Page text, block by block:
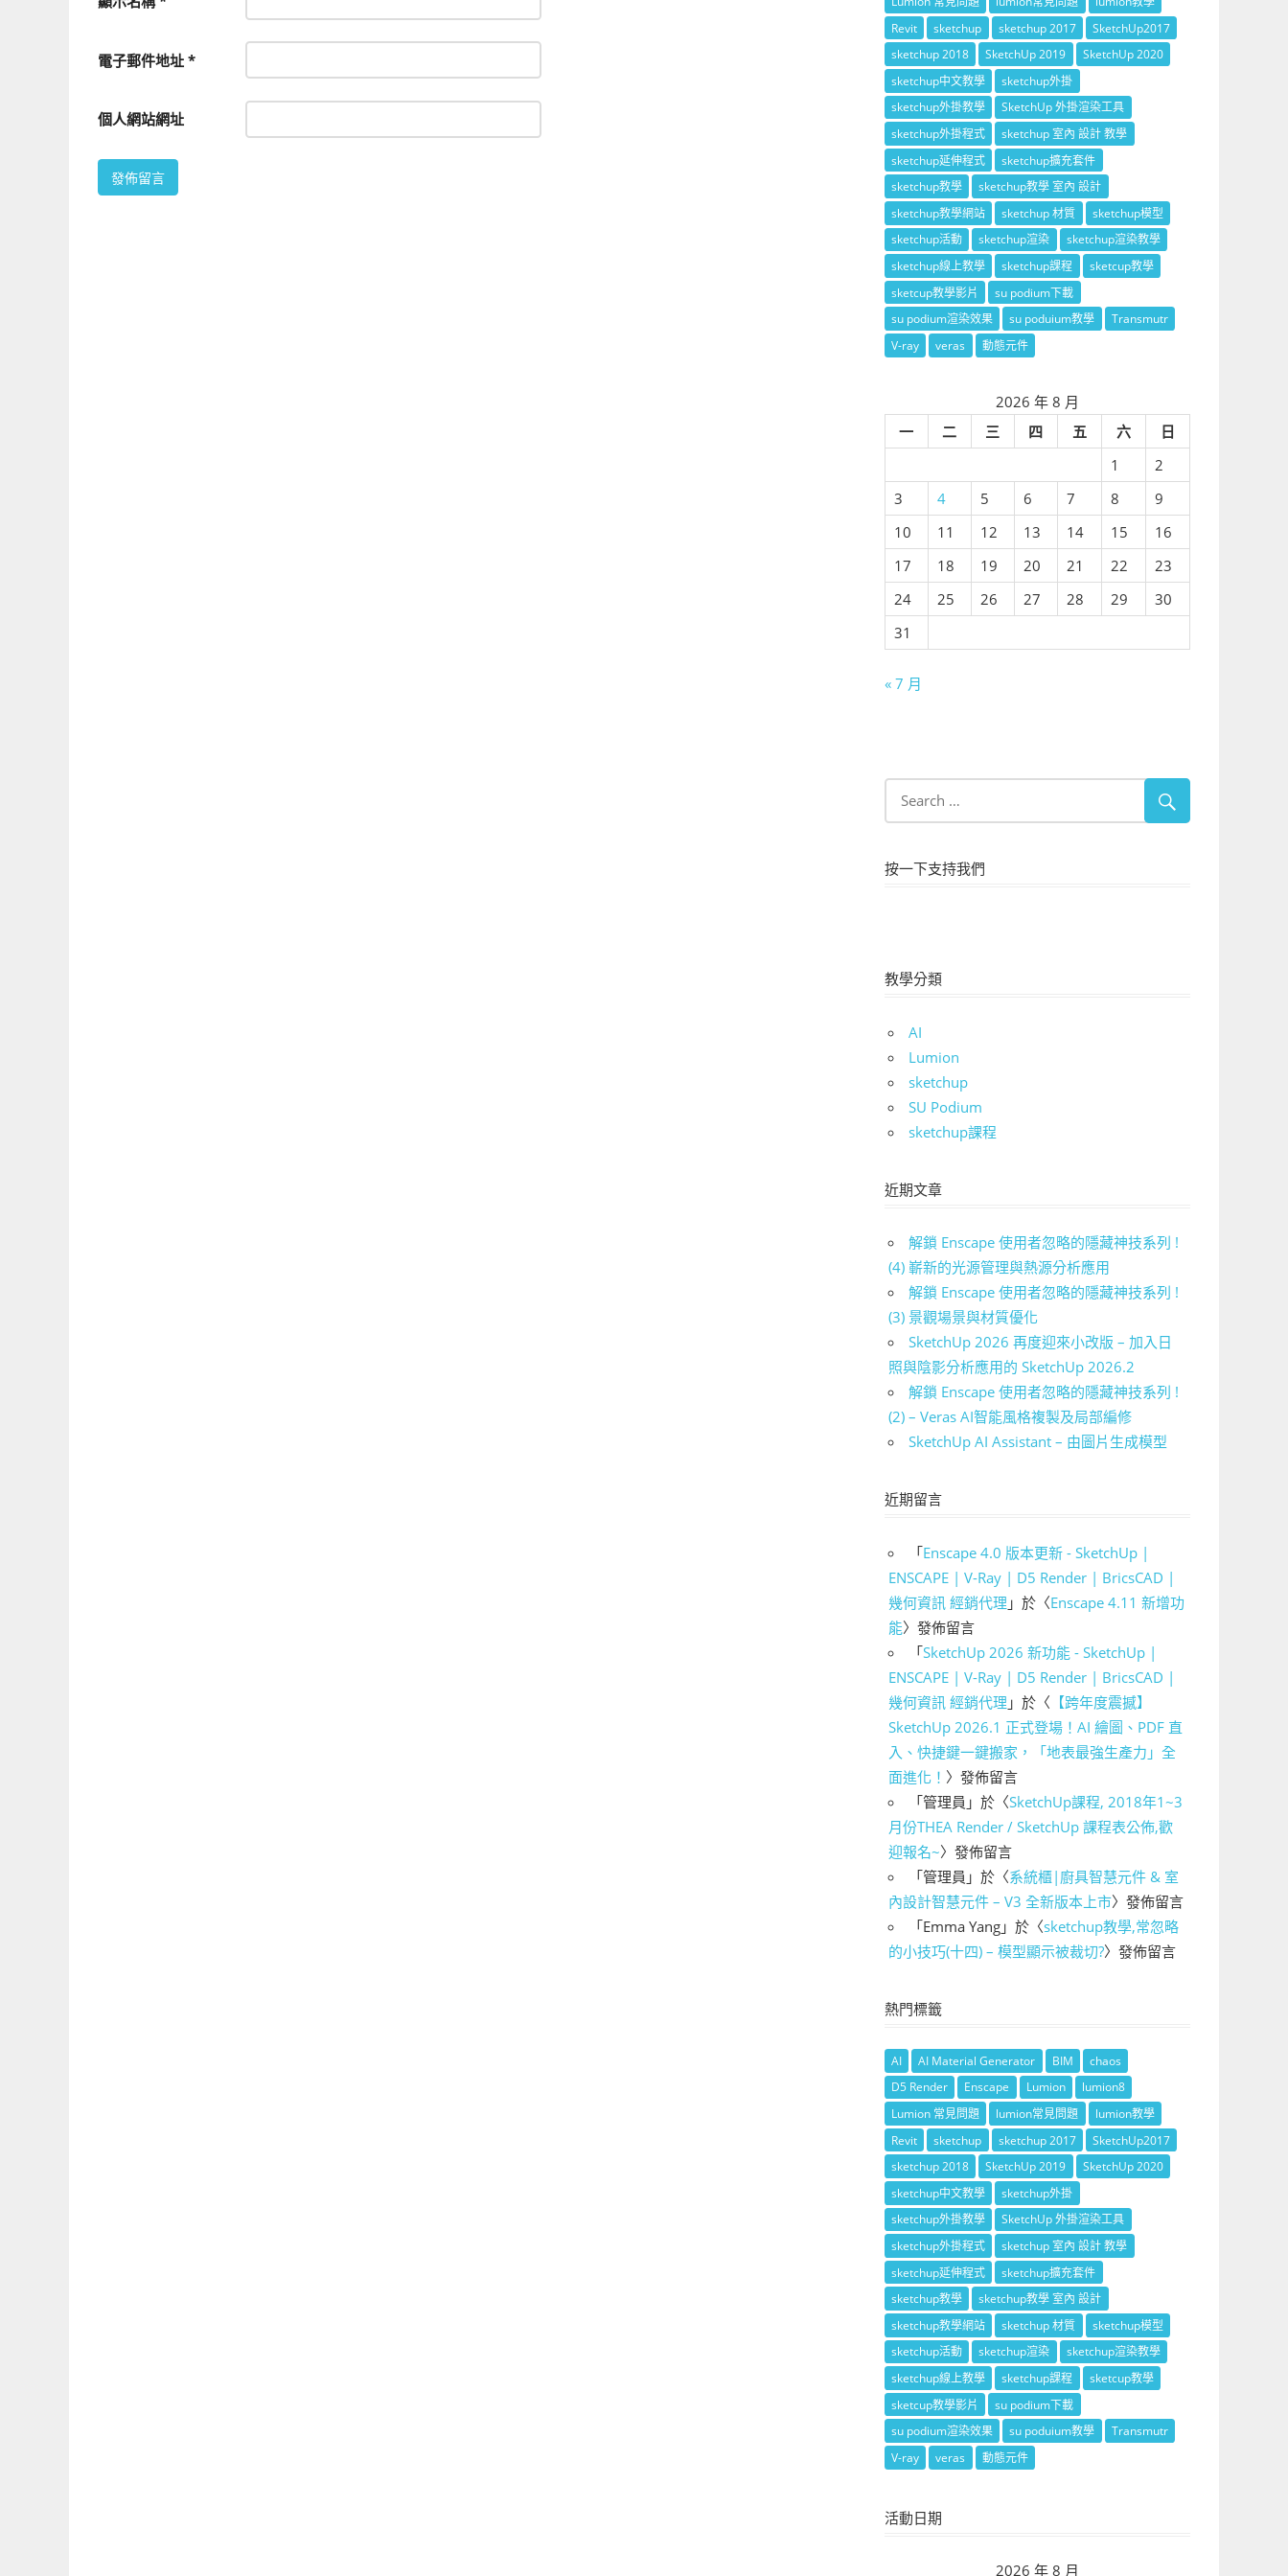
電子郵件地址 *
個人網站網址
Revit
sketchup sketchup 2017
SketchUp2017
sketchup 2018
SketchUp 2019
SketchUp 2020
sketchup中文教學
sketchup外掛
sketchup外掛教學
SketchUp 外掛渲染工具
sketchup外掛程式
sketchup 室內 設計 教學
sketchup延伸程式
sketchup擴充套件
sketchup教學
sketchup教學 室內 設計
sketchup教學網站
sketchup 材質
sketchup模型
sketchup活動
sketchup渲染
sketchup渲染教學
sketchup線上教學
sketchup課程
sketcup教學
sketcup教學影片
su podium下載
su podium渲染效果
su poduium教學
Transmutr
V-ray
veras 動態元件
2026 年 8 月
一
二 三 四 五 六
日
1
2
3
4 5 6 7 8
9
10
11 12 13 14 15
16
17
18 19 20 21 22
23
24
25 26 27 28 29
30
31
« 7 月
按一下支持我們
教學分類
AI
Lumion
sketchup
SU Podium
sketchup課程
近期文章
解鎖 Enscape 使用者忽略的隱藏神技系列 !
(4) 嶄新的光源管理與熱源分析應用
解鎖 Enscape 使用者忽略的隱藏神技系列 !
(3) 景觀場景與材質優化
SketchUp 2026 再度迎來小改版 – 加入日
照與陰影分析應用的 SketchUp 2026.2
解鎖 Enscape 使用者忽略的隱藏神技系列 !
(2) – Veras AI智能風格複製及局部編修
SketchUp AI Assistant – 由圖片生成模型
近期留言
「Enscape 4.0 版本更新 - SketchUp |
ENSCAPE | V-Ray | D5 Render | BricsCAD |
幾何資訊 經銷代理 」於〈Enscape 4.11 新增功
能〉發佈留言
「SketchUp 2026 新功能 - SketchUp |
ENSCAPE | V-Ray | D5 Render | BricsCAD |
幾何資訊 經銷代理 」於〈 【跨年度震撼】
SketchUp 2026.1 正式登場！AI 繪圖、PDF 直
入、快捷鍵一鍵搬家，「地表最強生產力」全
面進化！ 〉發佈留言
「管理員 」於〈SketchUp課程, 2018年1~3
月份THEA Render / SketchUp 課程表公佈,歡
迎報名~〉發佈留言
「管理員 」於〈系統櫃|廚具智慧元件 & 室
內設計智慧元件 – V3 全新版本上市〉發佈留言
「Emma Yang 」於〈sketchup教學,常忽略
的小技巧(十四) – 模型顯示被裁切?〉發佈留言
熱門標籤
AI AI Material Generator BIM
chaos
D5 Render
Enscape Lumion
lumion8
Lumion 常見問題
lumion常見問題
lumion教學
Revit
sketchup sketchup 2017
SketchUp2017
sketchup 2018
SketchUp 2019
SketchUp 2020
sketchup中文教學
sketchup外掛
sketchup外掛教學
SketchUp 外掛渲染工具
sketchup外掛程式
sketchup 室內 設計 教學
sketchup延伸程式
sketchup擴充套件
sketchup教學
sketchup教學 室內 設計
sketchup教學網站
sketchup 材質
sketchup模型
sketchup活動
sketchup渲染
sketchup渲染教學
sketchup線上教學
sketchup課程
sketcup教學
sketcup教學影片
su podium下載
su podium渲染效果
su poduium教學
Transmutr
V-ray
veras 動態元件
活動日期
2026 年 8 月